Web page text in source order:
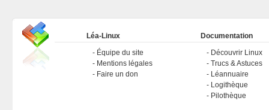
Léa-Linux
Équipe du site
Mentions légales
Faire un don
Documentation
Découvrir Linux
Trucs & Astuces
Léannuaire
Logithèque
Pilothèque